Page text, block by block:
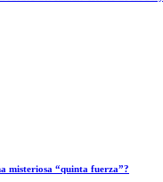
misteriosa “quinta fuerza”?